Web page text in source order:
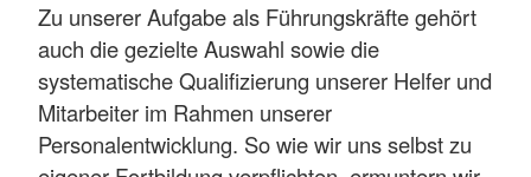
Zu unserer Aufgabe als Führungskräfte gehört
auch die gezielte Auswahl sowie die
systematische Qualifizierung unserer Helfer und
Mitarbeiter im Rahmen unserer
Personalentwicklung. So wie wir uns selbst zu